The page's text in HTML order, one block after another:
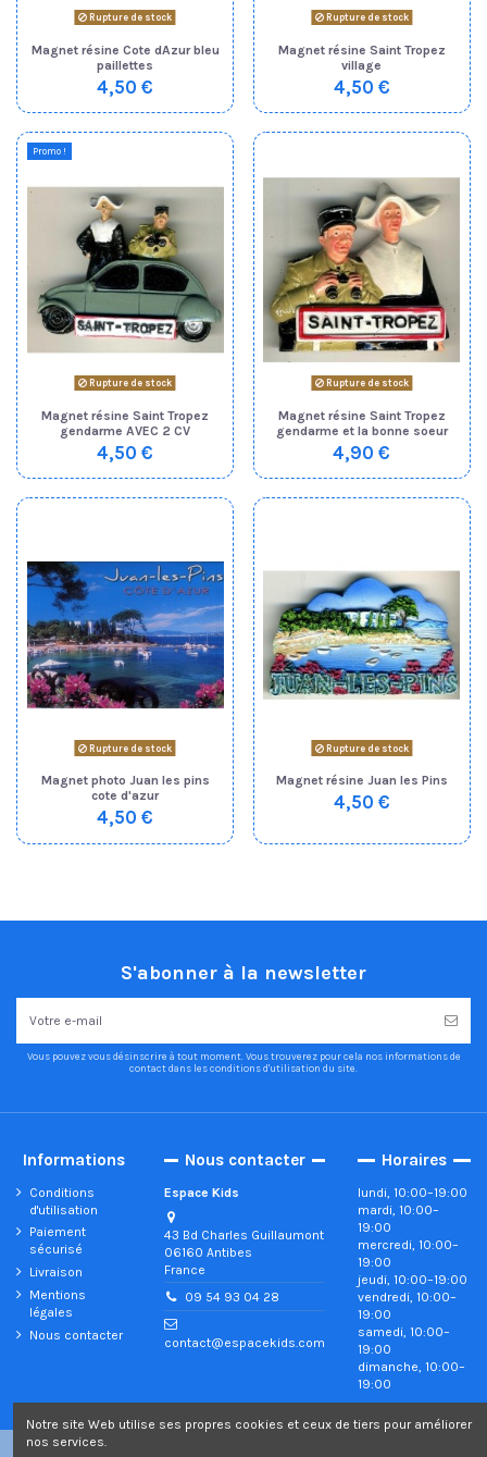
Rupture de stock
Magnet résine Cote dAzur bleu
paillettes
4,50 €
Rupture de stock
Magnet résine Saint Tropez
village
4,50 €
Promo !
Rupture de stock
Magnet résine Saint Tropez
gendarme AVEC 2 CV
4,50 €
Rupture de stock
Magnet résine Saint Tropez
gendarme et la bonne soeur
4,90 €
Rupture de stock
Magnet photo Juan les pins
cote d'azur
4,50 €
Rupture de stock
Magnet résine Juan les Pins
4,50 €
S'abonner à la newsletter
Vous pouvez vous désinscrire à tout moment. Vous trouverez pour cela nos informations de
contact dans les conditions d'utilisation du site.
Informations
Conditions
d'utilisation
Paiement
sécurisé
Livraison
Mentions
légales
Nous contacter
Nous contacter
Espace Kids
43 Bd Charles Guillaumont
06160 Antibes
France
09 54 93 04 28
contact@espacekids.com
Horaires
lundi, 10:00–19:00
mardi, 10:00–
19:00
mercredi, 10:00–
19:00
jeudi, 10:00–19:00
vendredi, 10:00–
19:00
samedi, 10:00–
19:00
dimanche, 10:00–
19:00
Notre site Web utilise ses propres cookies et ceux de tiers pour améliorer
nos services.